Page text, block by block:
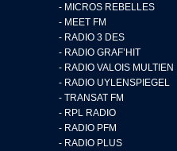
- MICROS REBELLES
- MEET FM
- RADIO 3 DES
- RADIO GRAF’HIT
- RADIO VALOIS MULTIEN
- RADIO UYLENSPIEGEL
- TRANSAT FM
- RPL RADIO
- RADIO PFM
- RADIO PLUS